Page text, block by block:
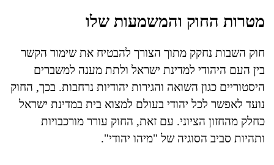
מטרות החוק והמשמעות שלו
חוק השבות נחקק מתוך הצורך להבטיח את שימור הקשר
בין העם היהודי למדינת ישראל ולתת מענה למשברים
היסטוריים כגון השואה והגירות יהודיות נרחבות. בכך, החוק
נועד לאפשר לכל יהודי בעולם למצוא בית במדינת ישראל
כחלק מהחזון הציוני. עם זאת, החוק עורר מורכבויות
ותהיות סביב הסוגיה של "מיהו יהודי".